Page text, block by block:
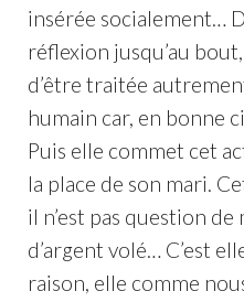
insérée socialement…
réflexion jusqu’au
d’être traitée
humain car, en bonne
Puis elle commet cet
la place de son mari.
il n’est pas question
d’argent volé… C’est
raison, elle comme